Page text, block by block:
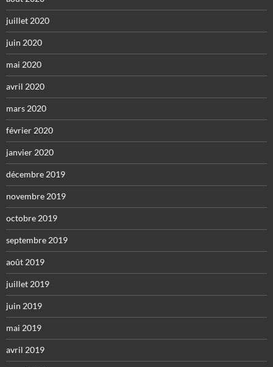
juillet 2020
juin 2020
mai 2020
avril 2020
mars 2020
février 2020
janvier 2020
décembre 2019
novembre 2019
octobre 2019
septembre 2019
août 2019
juillet 2019
juin 2019
mai 2019
avril 2019